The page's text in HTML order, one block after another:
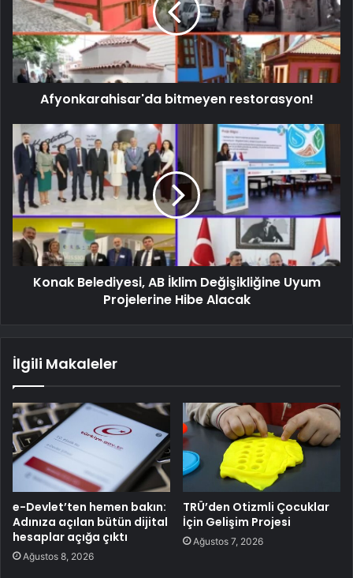
Afyonkarahisar'da bitmeyen restorasyon!
Konak Belediyesi, AB İklim Değişikliğine Uyum
Projelerine Hibe Alacak
İlgili Makaleler
e-Devlet’ten hemen bakın:
Adınıza açılan bütün dijital
hesaplar açığa çıktı
Ağustos 8, 2026
TRÜ’den Otizmli Çocuklar
İçin Gelişim Projesi
Ağustos 7, 2026